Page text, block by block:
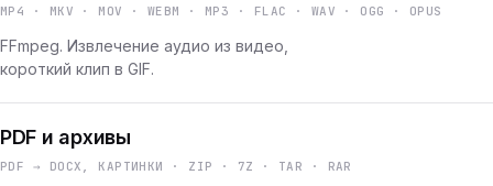
MP4 · MKV · MOV · WEBM · MP3 · FLAC · WAV · OGG · OPUS
FFmpeg. Извлечение аудио из видео,
короткий клип в GIF.
PDF и архивы
PDF → DOCX, КАРТИНКИ · ZIP · 7Z · TAR · RAR